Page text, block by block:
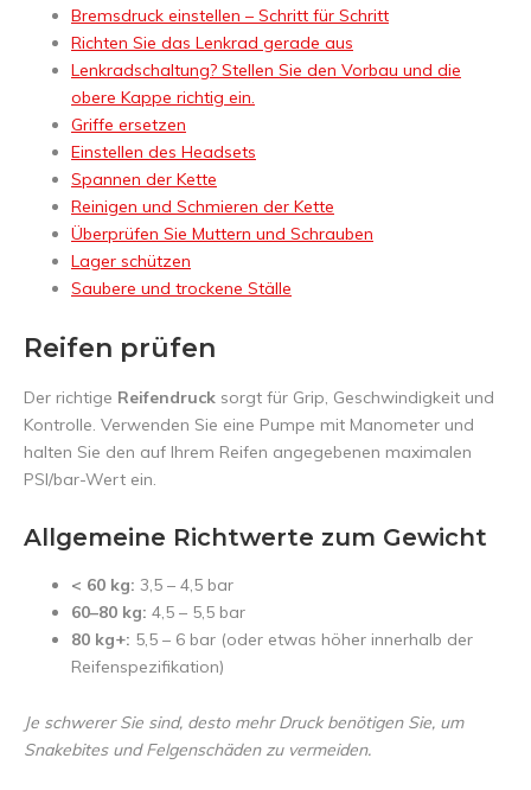
Bremsdruck einstellen – Schritt für Schritt
Richten Sie das Lenkrad gerade aus
Lenkradschaltung? Stellen Sie den Vorbau und die
obere Kappe richtig ein.
Griffe ersetzen
Einstellen des Headsets
Spannen der Kette
Reinigen und Schmieren der Kette
Überprüfen Sie Muttern und Schrauben
Lager schützen
Saubere und trockene Ställe
Reifen prüfen
Der richtige Reifendruck sorgt für Grip, Geschwindigkeit und
Kontrolle. Verwenden Sie eine Pumpe mit Manometer und
halten Sie den auf Ihrem Reifen angegebenen maximalen
PSI/bar-Wert ein.
Allgemeine Richtwerte zum Gewicht
< 60 kg: 3,5 – 4,5 bar
60–80 kg: 4,5 – 5,5 bar
80 kg+: 5,5 – 6 bar (oder etwas höher innerhalb der
Reifenspezifikation)
Je schwerer Sie sind, desto mehr Druck benötigen Sie, um
Snakebites und Felgenschäden zu vermeiden.